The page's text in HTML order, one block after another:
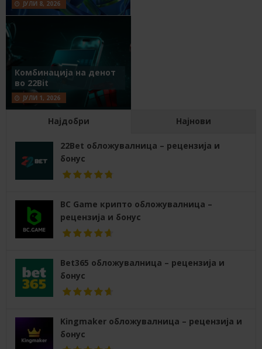
ЈУЛИ 8, 2026
Комбинација на денот
во 22Bit
ЈУЛИ 1, 2026
Најдобри Најнови
22Bet обложувалница – рецензија и
бонус
BC Game крипто обложувалница –
рецензија и бонус
Bet365 обложувалница – рецензија и
бонус
Kingmaker обложувалница – рецензија и
бонус